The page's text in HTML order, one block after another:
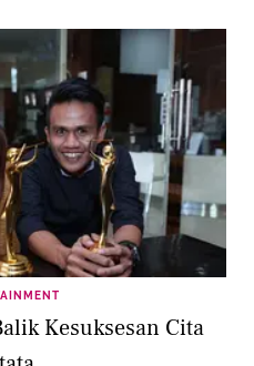
Kesuksesan Cita